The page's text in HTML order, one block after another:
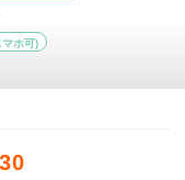
マホ可)